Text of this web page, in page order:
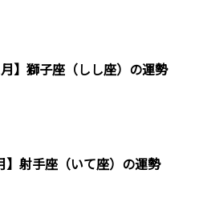
月】獅子座（しし座）の運勢
】射手座（いて座）の運勢